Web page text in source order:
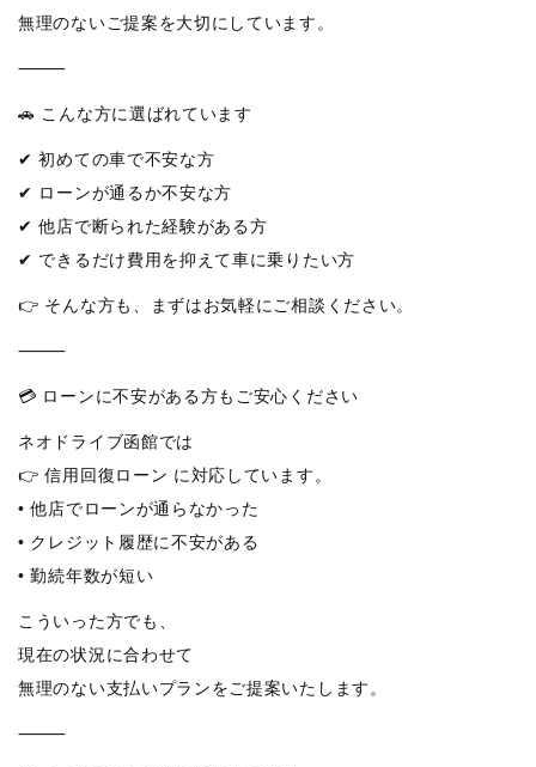
無理のないご提案を大切にしています。
⸻
🚗 こんな方に選ばれています
✔ 初めての車で不安な方
✔ ローンが通るか不安な方
✔ 他店で断られた経験がある方
✔ できるだけ費用を抑えて車に乗りたい方
👉 そんな方も、まずはお気軽にご相談ください。
⸻
💳 ローンに不安がある方もご安心ください
ネオドライブ函館では
👉 信用回復ローン に対応しています。
• 他店でローンが通らなかった
• クレジット履歴に不安がある
• 勤続年数が短い
こういった方でも、
現在の状況に合わせて
無理のない支払いプランをご提案いたします。
⸻